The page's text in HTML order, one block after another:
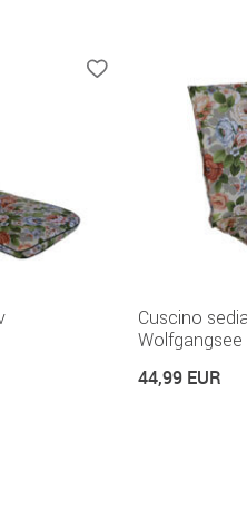
Cuscino
Wolfgangsee
44,99 EUR